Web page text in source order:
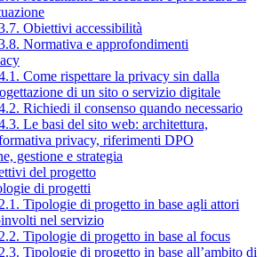
Obiettivi accessibilità
Normativa e approfondimenti
Come rispettare la privacy sin dalla
di un sito o servizio digitale
Richiedi il consenso quando necessario
Le basi del sito web: architettura,
privacy, riferimenti DPO
gestione e strategia
del progetto
di progetti
Tipologie di progetto in base agli attori
nel servizio
Tipologie di progetto in base al focus
Tipologie di progetto in base all’ambito di